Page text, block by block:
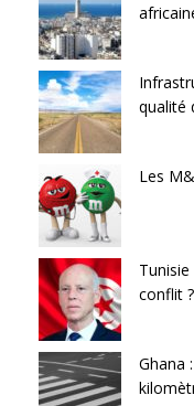
qualité
Les
conflit ?
Ghana